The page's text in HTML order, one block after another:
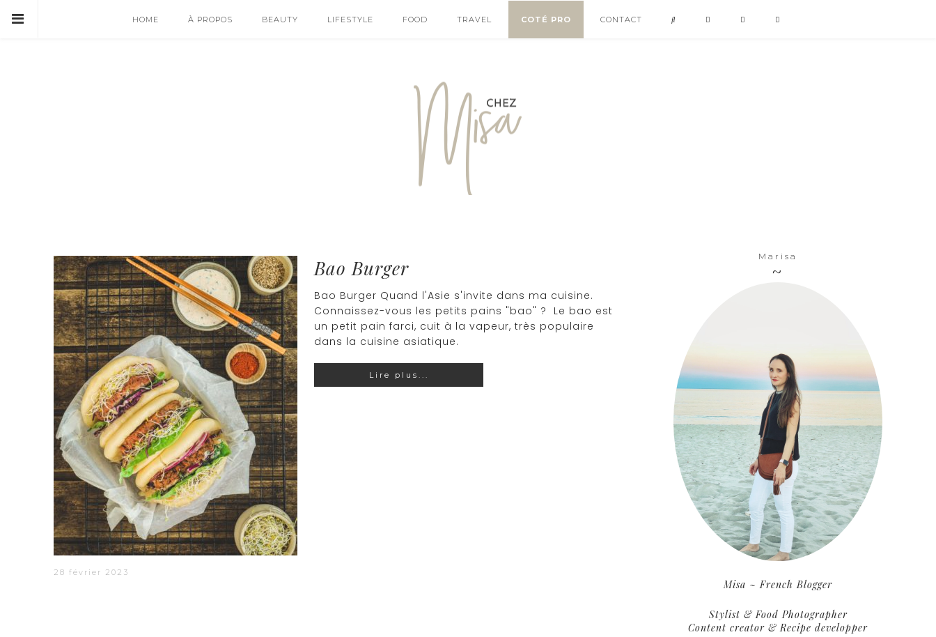
HOME À PROPOS BEAUTY LIFESTYLE FOOD TRAVEL COTÉ PRO CONTACT
Bao Burger
Bao Burger Quand l'Asie s'invite dans ma cuisine.
Connaissez-vous les petits pains "bao" ? Le bao est
un petit pain farci, cuit à la vapeur, très populaire
dans la cuisine asiatique.
Lire plus...
28 février 2023
Marisa
Misa ~ French Blogger
Stylist & Food Photographer
Content creator & Recipe developper